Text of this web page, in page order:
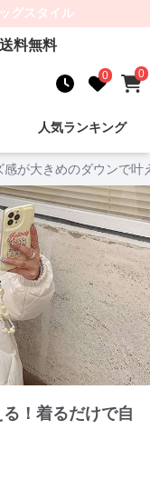
グスタイル
料無料
0 0
人気ランキング
感が大きめのダウンで
！着るだけで自